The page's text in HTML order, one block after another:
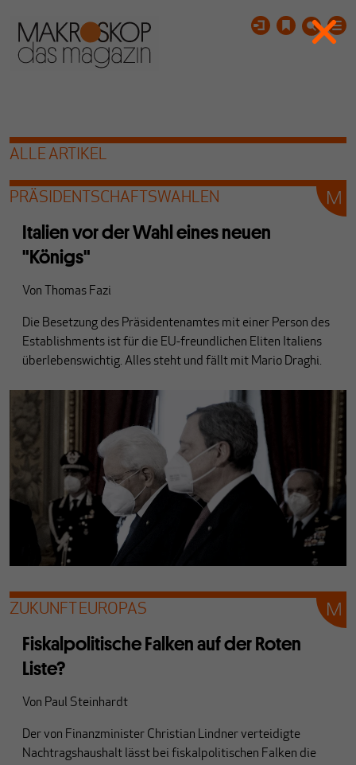
ALLE ARTIKEL
PRÄSIDENTSCHAFTSWAHLEN
Italien vor der Wahl eines neuen
"Königs"
Von Thomas Fazi
Die Besetzung des Präsidentenamtes mit einer Person des
Establishments ist für die EU-freundlichen Eliten Italiens
überlebenswichtig. Alles steht und fällt mit Mario Draghi.
ZUKUNFT EUROPAS
Fiskalpolitische Falken auf der Roten
Liste?
Von Paul Steinhardt
Der von Finanzminister Christian Lindner verteidigte
Nachtragshaushalt lässt bei fiskalpolitischen Falken die